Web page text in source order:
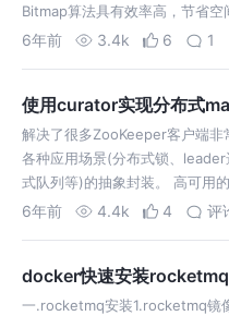
Bitmap算法具有效率高，节省
6年前 3.4k 6 1
使用curator实现分布式
解决了很多ZooKeeper客户端
各种应用场景(分布式锁、
式队列等)的抽象封装。 高可用
且在master集群中选择出来一个
6年前 4.4k 4 评
docker快速安装rocketmq
一.rocketmq安装1.rocketmq镜